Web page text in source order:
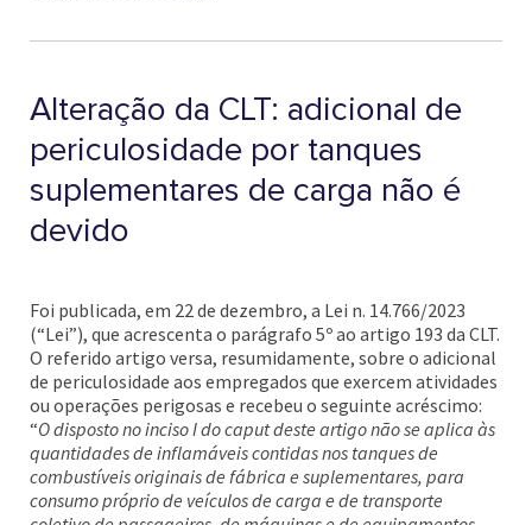
Alteração da CLT: adicional de
periculosidade por tanques
suplementares de carga não é
devido
Foi publicada, em 22 de dezembro, a Lei n. 14.766/2023
(“Lei”), que acrescenta o parágrafo 5º ao artigo 193 da CLT.
O referido artigo versa, resumidamente, sobre o adicional
de periculosidade aos empregados que exercem atividades
ou operações perigosas e recebeu o seguinte acréscimo:
“O disposto no inciso I do caput deste artigo não se aplica às
quantidades de inflamáveis contidas nos tanques de
combustíveis originais de fábrica e suplementares, para
consumo próprio de veículos de carga e de transporte